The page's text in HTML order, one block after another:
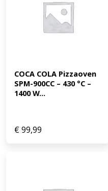
COCA COLA Pizzaoven
SPM-900CC – 430 °C –
1400 W...
€99,99